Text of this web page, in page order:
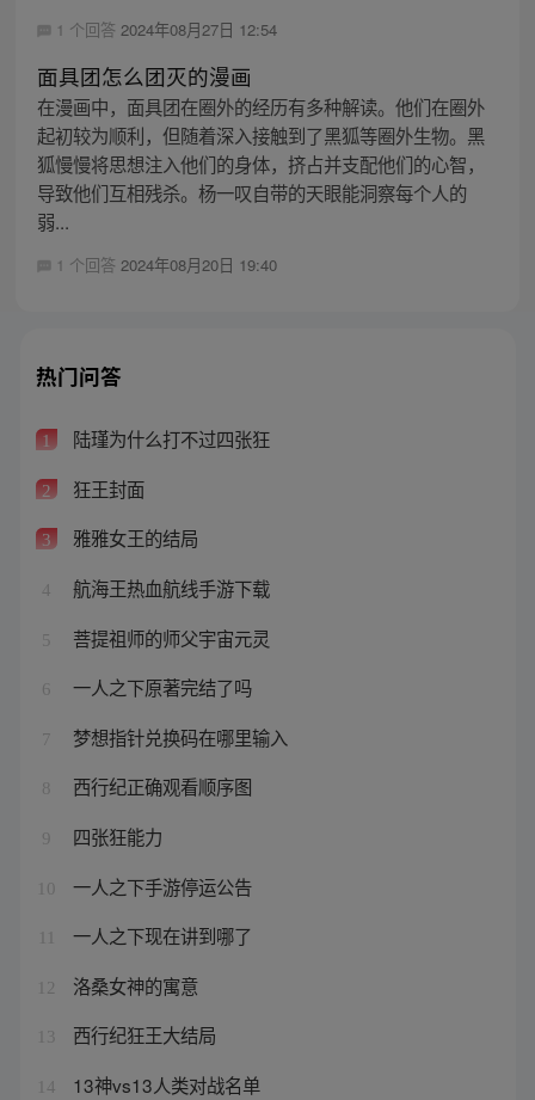
1 个回答 2024年08月27日 12:54
面具团怎么团灭的漫画
在漫画中，面具团在圈外的经历有多种解读。他们在圈外
起初较为顺利，但随着深入接触到了黑狐等圈外生物。黑
狐慢慢将思想注入他们的身体，挤占并支配他们的心智，
导致他们互相残杀。杨一叹自带的天眼能洞察每个人的
弱...
1 个回答 2024年08月20日 19:40
热门问答
1 陆瑾为什么打不过四张狂
2 狂王封面
3 雅雅女王的结局
4 航海王热血航线手游下载
5 菩提祖师的师父宇宙元灵
6 一人之下原著完结了吗
7 梦想指针兑换码在哪里输入
8 西行纪正确观看顺序图
9 四张狂能力
10 一人之下手游停运公告
一人之下现在讲到哪了
12 洛桑女神的寓意
13 西行纪狂王大结局
14 13神vs13人类对战名单